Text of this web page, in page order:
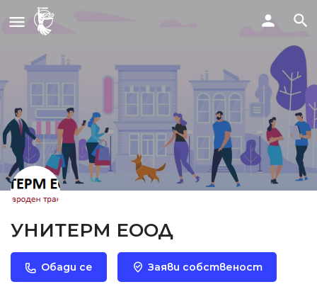
УНИТЕРМ ЕООД
Обади се Заяви собственост